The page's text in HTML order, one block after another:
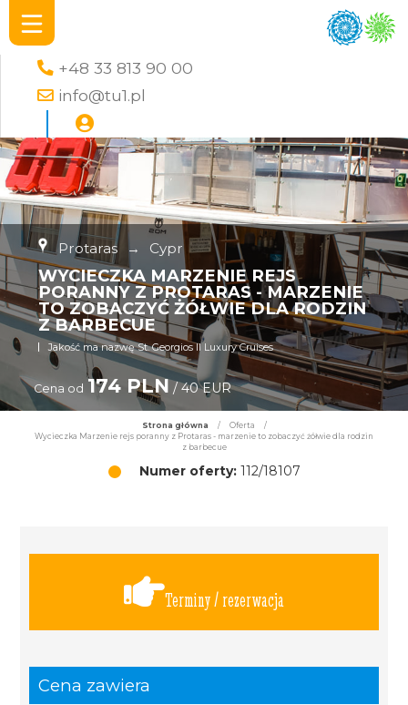
+48 33 813 90 00
info@tu1.pl
Protaras → Cypr
WYCIECZKA MARZENIE REJS
PORANNY Z PROTARAS - MARZENIE
TO ZOBACZYĆ ŻÓŁWIE DLA RODZIN
Z BARBECUE
Jakość ma nazwę St. Georgios II Luxury Cruises
Cena od 174 PLN/ 40 EUR
Strona główna / Oferta
/
Wycieczka Marzenie rejs poranny z Protaras - marzenie to zobaczyć żółwie dla rodzin
z barbecue
Numer oferty:112/18107
Terminy / rezerwacja
Cena zawiera